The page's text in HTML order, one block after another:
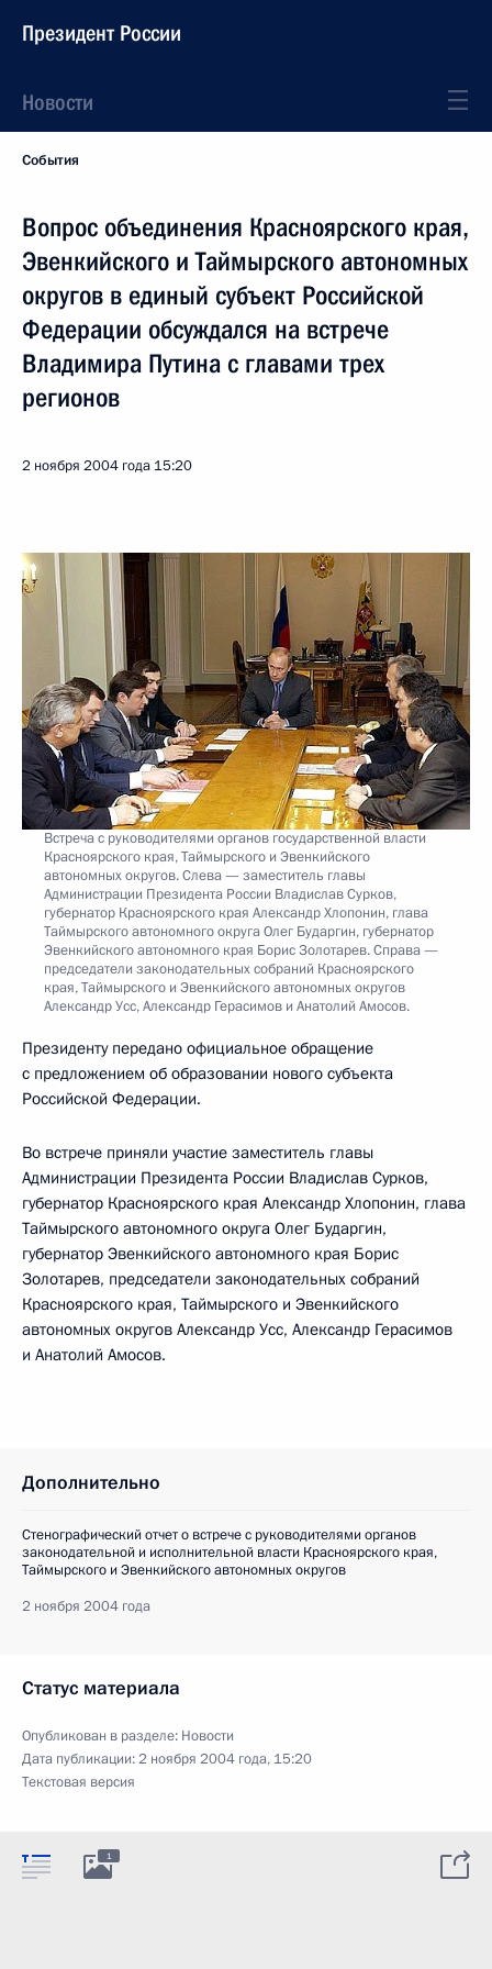
Президент России
Новости
События
Вопрос объединения Красноярского края,
Эвенкийского и Таймырского автономных
округов в единый субъект Российской
Федерации обсуждался на встрече
Владимира Путина с главами трех
регионов
2 ноября 2004 года 15:20
Встреча с руководителями органов государственной власти
Красноярского края, Таймырского и Эвенкийского
автономных округов. Слева — заместитель главы
Администрации Президента России Владислав Сурков,
губернатор Красноярского края Александр Хлопонин, глава
Таймырского автономного округа Олег Бударгин, губернатор
Эвенкийского автономного края Борис Золотарев. Справа —
председатели законодательных собраний Красноярского
края, Таймырского и Эвенкийского автономных округов
Александр Усс, Александр Герасимов и Анатолий Амосов.
Президенту передано официальное обращение
с предложением об образовании нового субъекта
Российской Федерации.
Во встрече приняли участие заместитель главы
Администрации Президента России Владислав Сурков,
губернатор Красноярского края Александр Хлопонин, глава
Таймырского автономного округа Олег Бударгин,
губернатор Эвенкийского автономного края Борис
Золотарев, председатели законодательных собраний
Красноярского края, Таймырского и Эвенкийского
автономных округов Александр Усс, Александр Герасимов
и Анатолий Амосов.
Дополнительно
Стенографический отчет о встрече с руководителями органов
законодательной и исполнительной власти Красноярского края,
Таймырского и Эвенкийского автономных округов
2 ноября 2004 года
Статус материала
Опубликован в разделе: Новости
Дата публикации:2 ноября 2004 года, 15:20
Текстовая версия
1